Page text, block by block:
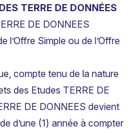
TERRE DE DONNÉES
DE DONNEES
l’Offre Simple ou de l’Offre
compte tenu de la nature
des Etudes TERRE DE
DE DONNEES devient
d’une (1) année à compter